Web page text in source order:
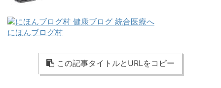
にほんブログ村
この記事タイトルとURLをコピー